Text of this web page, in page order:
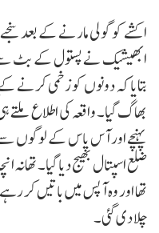
اکشے کو گولی مارنے کے بعد
ابھیشیک نے پستول کے بٹ
بتایا کہ دونوں کو زخمی کرنے
بھاگ گیا۔ واقعہ کی اطلاع
پہنچے اور آس پاس کے لوگوں
ضلع اسپتال بھیج دیا گیا۔ تھانہ
تھا اور وہ آپس میں باتیں کر
چلا دی گئی۔